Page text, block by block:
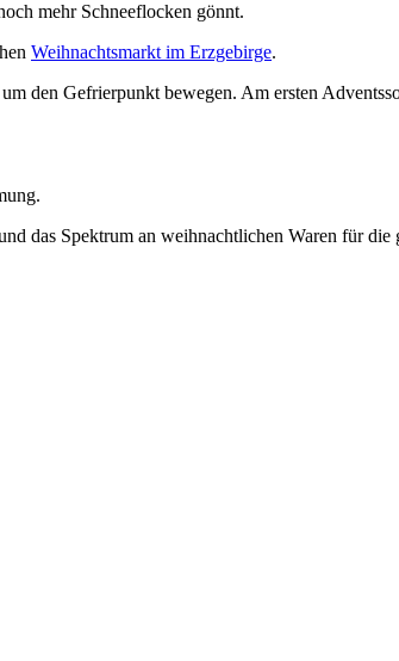
mehr Schneeflocken gönnt.
Weihnachtsmarkt im Erzgebirge.
den Gefrierpunkt bewegen. Am ersten
das Spektrum an weihnachtlichen Waren für